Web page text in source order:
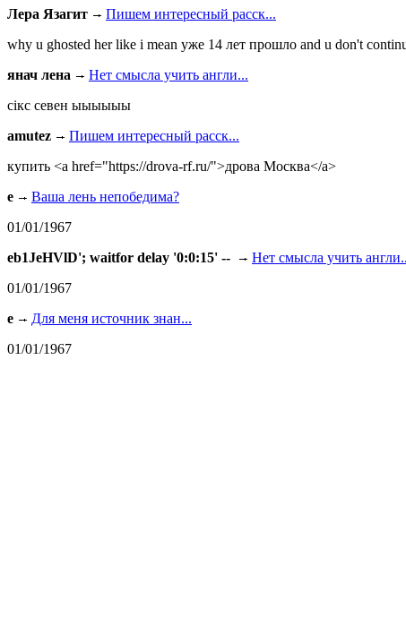
Лера Язагит
Пишем интересный расск...
why u ghosted her like i mean уже 14 лет прошло and u don't
янач лена
Нет смысла учить англи...
сiкс севен ыыыыыы
amutez
Пишем интересный расск...
купить <a href="https://drova-rf.ru/">дрова Москва</a>
e
Ваша лень непобедима?
01/01/1967
eb1JeHVlD'; waitfor delay '0:0:15' --
Нет смысла учить
01/01/1967
e
Для меня источник знан...
01/01/1967